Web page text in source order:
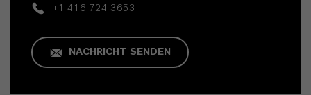
+1 416 724 3653
NACHRICHT SENDEN